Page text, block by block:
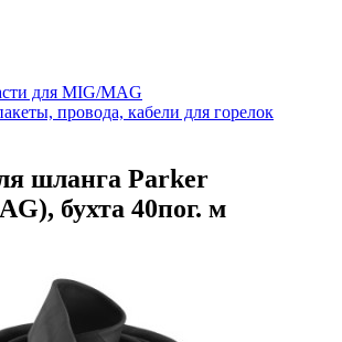
для MIG/MAG
провода, кабели для горелок
шланга Parker
бухта 40пог. м